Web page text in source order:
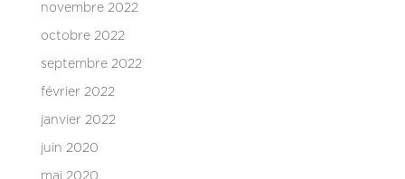
novembre 2022
octobre 2022
septembre 2022
février 2022
janvier 2022
juin 2020
mai 2020